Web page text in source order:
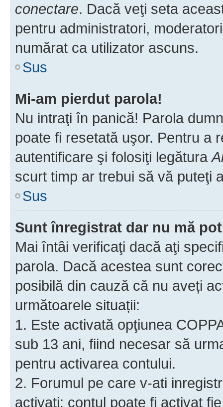
conectare. Dacă veţi seta
pentru administratori,
numărat ca utilizator ascuns.
Sus
Mi-am pierdut parola!
Nu intraţi în panică! Parola
poate fi resetată uşor. Pentru a
autentificare şi folosiţi legătura
scurt timp ar trebui să vă puteţi
Sus
Sunt înregistrat dar nu mă
Mai întâi verificaţi dacă aţi
parola. Dacă acestea sunt
posibilă din cauză că nu aveți
următoarele situații:
1. Este activată opţiunea
sub 13 ani, fiind necesar să
pentru activarea contului.
2. Forumul pe care v-ati
activaţi; contul poate fi activat